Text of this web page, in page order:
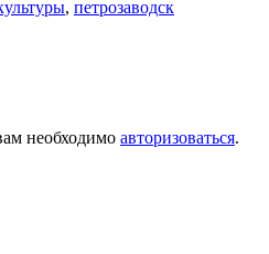
, петрозаводск
необходимо авторизоваться.